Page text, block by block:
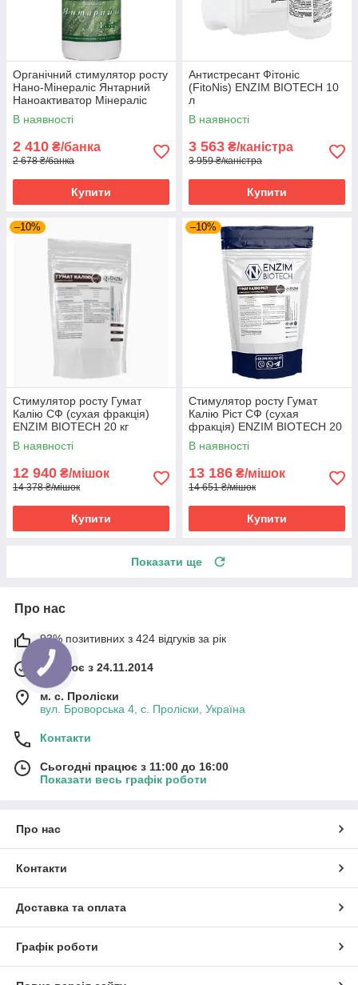
Органічний стимулятор росту
Нано-Мінераліс Янтарний
Наноактиватор Мінераліс
Україна 1 л
В наявності
2 410 ₴/банка
2 678 ₴/банка
Купити
Антистресант Фітоніс
(FitoNis) ENZIM BIOTECH 10
л
В наявності
3 563 ₴/каністра
3 959 ₴/каністра
Купити
–10%
Стимулятор росту Гумат
Калію СФ (сухая фракція)
ENZIM BIOTECH 20 кг
В наявності
12 940 ₴/мішок
14 378 ₴/мішок
Купити
–10%
Стимулятор росту Гумат
Калію Ріст СФ (сухая
фракція) ENZIM BIOTECH 20
кг
В наявності
13 186 ₴/мішок
14 651 ₴/мішок
Купити
Показати ще
Про нас
93% позитивних з 424 відгуків за рік
Працює з 24.11.2014
м. с. Проліски
вул. Броворська 4, с. Проліски, Україна
Контакти
Сьогодні працює з 11:00 до 16:00
Показати весь графік роботи
Про нас
Контакти
Доставка та оплата
Графік роботи